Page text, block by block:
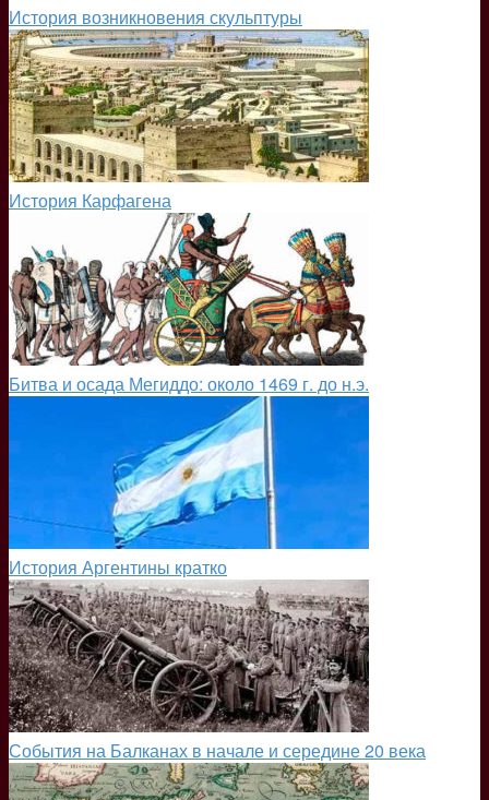
История возникновения скульптуры
История Карфагена
Битва и осада Мегиддо: около 1469 г. до н.э.
История Аргентины кратко
События на Балканах в начале и середине 20 века